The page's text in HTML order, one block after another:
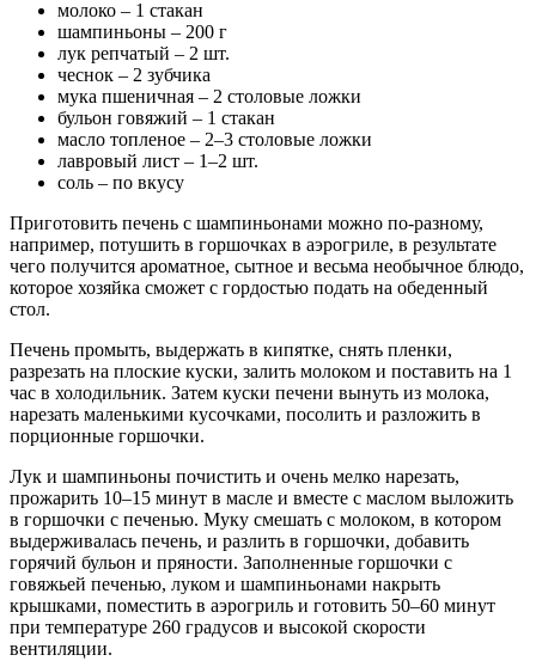
молоко – 1 стакан
шампиньоны – 200 г
лук репчатый – 2 шт.
чеснок – 2 зубчика
мука пшеничная – 2 столовые ложки
бульон говяжий – 1 стакан
масло топленое – 2–3 столовые ложки
лавровый лист – 1–2 шт.
соль – по вкусу
Приготовить печень с шампиньонами можно по-разному,
например, потушить в горшочках в аэрогриле, в результате
чего получится ароматное, сытное и весьма необычное блюдо,
которое хозяйка сможет с гордостью подать на обеденный
стол.
Печень промыть, выдержать в кипятке, снять пленки,
разрезать на плоские куски, залить молоком и поставить на 1
час в холодильник. Затем куски печени вынуть из молока,
нарезать маленькими кусочками, посолить и разложить в
порционные горшочки.
Лук и шампиньоны почистить и очень мелко нарезать,
прожарить 10–15 минут в масле и вместе с маслом выложить
в горшочки с печенью. Муку смешать с молоком, в котором
выдерживалась печень, и разлить в горшочки, добавить
горячий бульон и пряности. Заполненные горшочки с
говяжьей печенью, луком и шампиньонами накрыть
крышками, поместить в аэрогриль и готовить 50–60 минут
при температуре 260 градусов и высокой скорости
вентиляции.